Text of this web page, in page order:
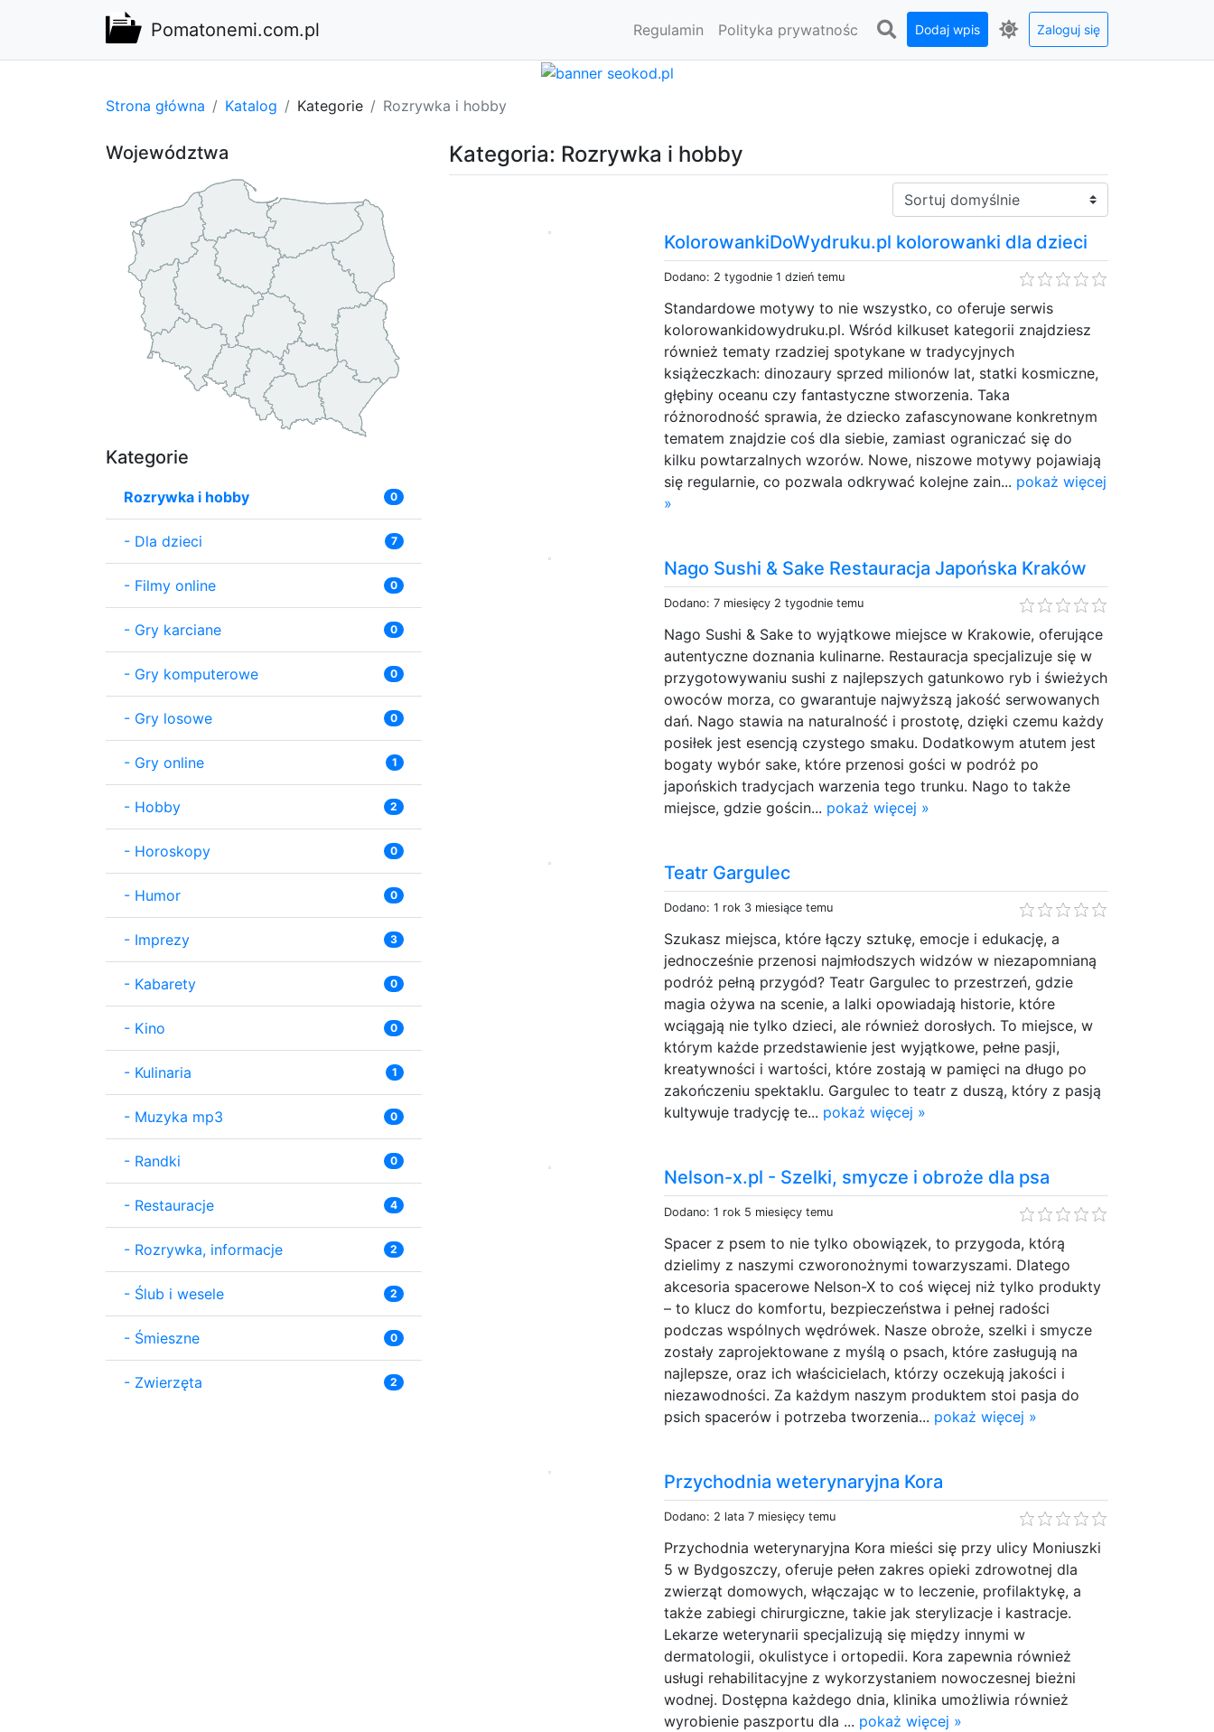
Pomatonemi.com.pl Regulamin Polityka prywatnośc Dodaj wpis Zaloguj się
Strona główna Katalog Kategorie Rozrywka i hobby
Kategoria: Rozrywka i hobby
Sortuj:
KolorowankiDoWydruku.pl kolorowanki dla dzieci
Dodano: 2 tygodnie 1 dzień temu
Standardowe motywy to nie wszystko, co oferuje serwis
kolorowankidowydruku.pl. Wśród kilkuset kategorii znajdziesz
również tematy rzadziej spotykane w tradycyjnych
książeczkach: dinozaury sprzed milionów lat, statki kosmiczne,
głębiny oceanu czy fantastyczne stworzenia. Taka
różnorodność sprawia, że dziecko zafascynowane konkretnym
tematem znajdzie coś dla siebie, zamiast ograniczać się do
kilku powtarzalnych wzorów. Nowe, niszowe motywy pojawiają
się regularnie, co pozwala odkrywać kolejne zain... pokaż więcej
»
Nago Sushi & Sake Restauracja Japońska Kraków
Dodano: 7 miesięcy 2 tygodnie temu
Nago Sushi & Sake to wyjątkowe miejsce w Krakowie, oferujące
autentyczne doznania kulinarne. Restauracja specjalizuje się w
przygotowywaniu sushi z najlepszych gatunkowo ryb i świeżych
owoców morza, co gwarantuje najwyższą jakość serwowanych
dań. Nago stawia na naturalność i prostotę, dzięki czemu każdy
posiłek jest esencją czystego smaku. Dodatkowym atutem jest
bogaty wybór sake, które przenosi gości w podróż po
japońskich tradycjach warzenia tego trunku. Nago to także
miejsce, gdzie gościn... pokaż więcej »
Teatr Gargulec
Dodano: 1 rok 3 miesiące temu
Szukasz miejsca, które łączy sztukę, emocje i edukację, a
jednocześnie przenosi najmłodszych widzów w niezapomnianą
podróż pełną przygód? Teatr Gargulec to przestrzeń, gdzie
magia ożywa na scenie, a lalki opowiadają historie, które
wciągają nie tylko dzieci, ale również dorosłych. To miejsce, w
którym każde przedstawienie jest wyjątkowe, pełne pasji,
kreatywności i wartości, które zostają w pamięci na długo po
zakończeniu spektaklu. Gargulec to teatr z duszą, który z pasją
kultywuje tradycję te... pokaż więcej »
Nelson-x.pl - Szelki, smycze i obroże dla psa
Dodano: 1 rok 5 miesięcy temu
Spacer z psem to nie tylko obowiązek, to przygoda, którą
dzielimy z naszymi czworonożnymi towarzyszami. Dlatego
akcesoria spacerowe Nelson-X to coś więcej niż tylko produkty
– to klucz do komfortu, bezpieczeństwa i pełnej radości
podczas wspólnych wędrówek. Nasze obroże, szelki i smycze
zostały zaprojektowane z myślą o psach, które zasługują na
najlepsze, oraz ich właścicielach, którzy oczekują jakości i
niezawodności. Za każdym naszym produktem stoi pasja do
psich spacerów i potrzeba tworzenia... pokaż więcej »
Przychodnia weterynaryjna Kora
Dodano: 2 lata 7 miesięcy temu
Przychodnia weterynaryjna Kora mieści się przy ulicy Moniuszki
5 w Bydgoszczy, oferuje pełen zakres opieki zdrowotnej dla
zwierząt domowych, włączając w to leczenie, profilaktykę, a
także zabiegi chirurgiczne, takie jak sterylizacje i kastracje.
Lekarze weterynarii specjalizują się między innymi w
dermatologii, okulistyce i ortopedii. Kora zapewnia również
usługi rehabilitacyjne z wykorzystaniem nowoczesnej bieżni
wodnej. Dostępna każdego dnia, klinika umożliwia również
wyrobienie paszportu dla ... pokaż więcej »
Województwa
Kategorie
Rozrywka i hobby 0
- Dla dzieci 7
- Filmy online 0
- Gry karciane 0
- Gry komputerowe 0
- Gry losowe 0
- Gry online 1
- Hobby 2
- Horoskopy 0
- Humor 0
- Imprezy 3
- Kabarety 0
- Kino 0
- Kulinaria 1
- Muzyka mp3 0
- Randki 0
- Restauracje 4
- Rozrywka, informacje 2
- Ślub i wesele 2
- Śmieszne 0
- Zwierzęta 2